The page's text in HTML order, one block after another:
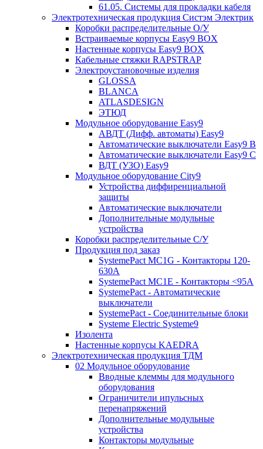
61.05. Системы для прокладки кабеля
Электротехническая продукция Систэм Электрик
Коробки распределительные О/У
Встраиваемые корпусы Easy9 BOX
Настенные корпусы Easy9 BOX
Кабельные стяжки RAPSTRAP
Электроустановочные изделия
GLOSSA
BLANCA
ATLASDESIGN
ЭТЮД
Модульное оборудование Easy9
АВДТ (Дифф. автоматы) Easy9
Автоматические выключатели Easy9 В
Автоматические выключатели Easy9 С
ВДТ (УЗО) Easy9
Модульное оборудование City9
Устройства диффиренциальной
защиты
Автоматические выключатели
Дополнительные модульные
устройства
Коробки распределительные C/У
Продукция под заказ
SystemePact MC1G - Контакторы 120-
630A
SystemePact MC1E - Контакторы <95A
SystemePact - Автоматические
выключатели
SystemePact - Соединительные блоки
Systeme Electric Systeme9
Изолента
Настенные корпусы KAEDRA
Электротехническая продукция ТДМ
02 Модульное оборудование
Вводные клеммы для модульного
оборудования
Ограничители ипульсных
перенапряжений
Дополнительные модульные
устройства
Контакторы модульные